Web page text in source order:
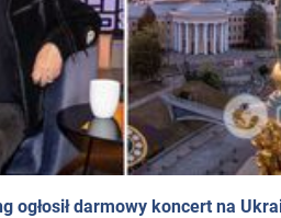
ogłosił darmowy koncert na